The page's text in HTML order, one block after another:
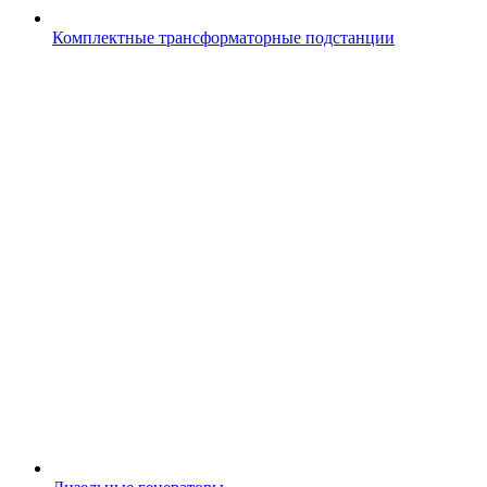
Комплектные трансформаторные подстанции